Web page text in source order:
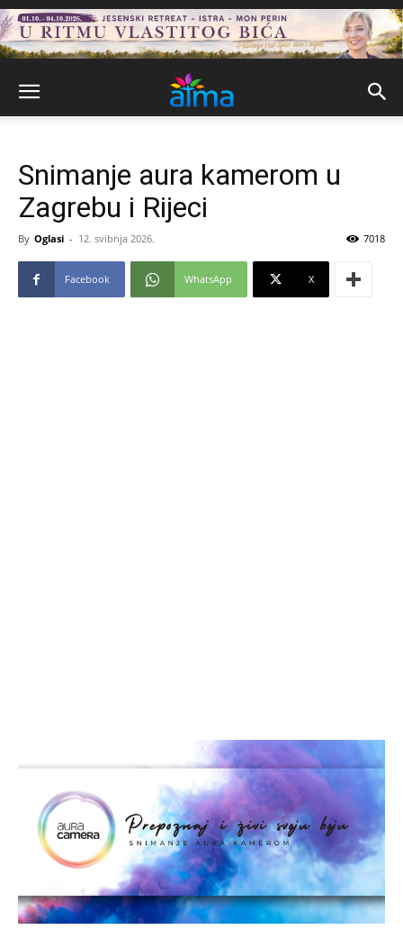
Snimanje aura kamerom u
Zagrebu i Rijeci
By Oglasi - 12. svibnja 2026. 7018
Facebook WhatsApp X